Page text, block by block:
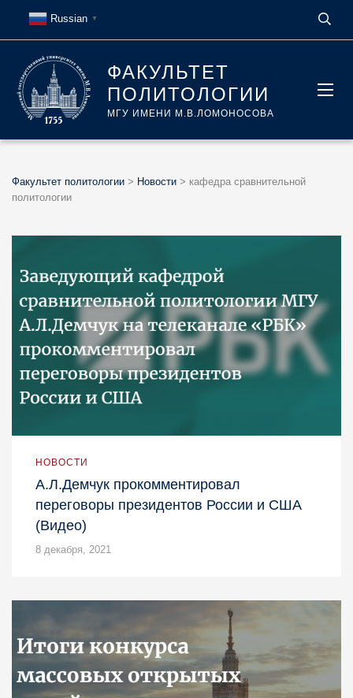
ФАКУЛЬТЕТ
ПОЛИТОЛОГИИ
МГУ ИМЕНИ М.В.ЛОМОНОСОВА
Факультет политологии > Новости > кафедра сравнительной
политологии
НОВОСТИ
А.Л.Демчук прокомментировал
переговоры президентов России и США
(Видео)
8 декабря, 2021
Russian ▼